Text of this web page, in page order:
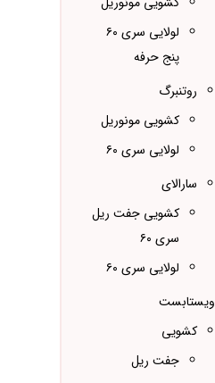
لولایی سری ۶۰
پنج حرفه
روتنبرگ
کشویی مونوریل
لولایی سری ۶۰
سارالای
کشویی جفت ریل
سری ۶۰
لولایی سری ۶۰
ویستابست
کشویی
جفت ریل